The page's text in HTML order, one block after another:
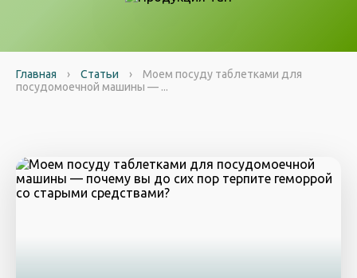
Главная › Статьи ›
Моем посуду таблетками для
посудомоечной машины — ...